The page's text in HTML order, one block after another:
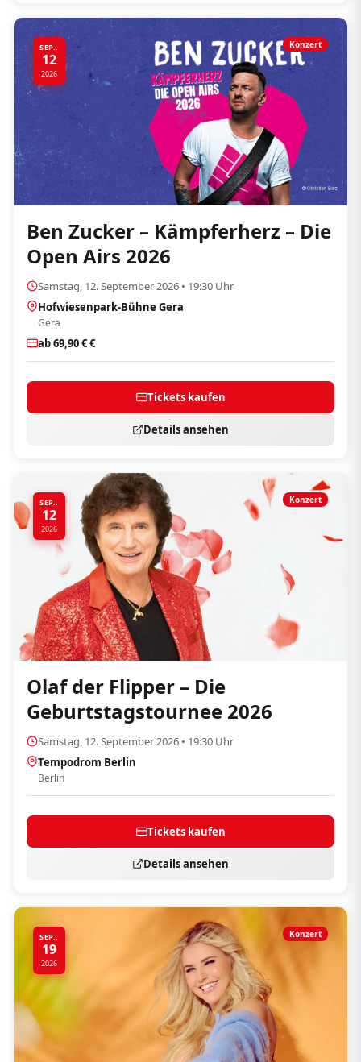
SEP..
12
2026
Konzert
Ben Zucker – Kämpferherz – Die
Open Airs 2026
Samstag, 12. September 2026 • 19:30 Uhr
Hofwiesenpark-Bühne Gera
Gera
ab 69,90 € €
Tickets kaufen
Details ansehen
SEP..
12
2026
Konzert
Olaf der Flipper – Die
Geburtstagstournee 2026
Samstag, 12. September 2026 • 19:30 Uhr
Tempodrom Berlin
Berlin
Tickets kaufen
Details ansehen
SEP..
19
2026
Konzert